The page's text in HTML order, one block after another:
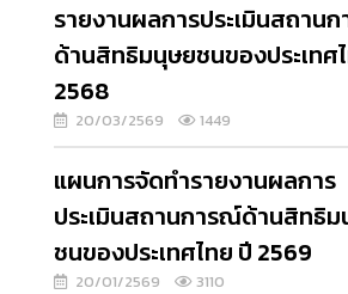
รายงานผลการประเมินสถาน
ด้านสิทธิมนุษยชนของประเทศ
2568
20/03/2569 1449
แผนการจัดทำรายงานผลการ
ประเมินสถานการณ์ด้านสิทธิ
ชนของประเทศไทย ปี 2569
20/01/2569 3110